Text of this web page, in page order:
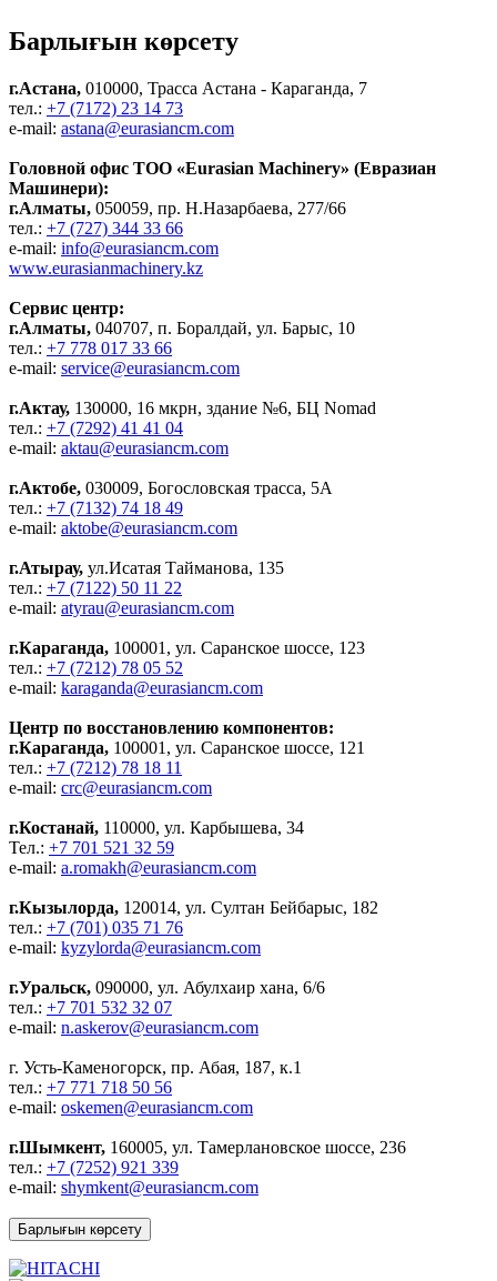
Барлығын көрсету
г.Астана, 010000, Трасса Астана - Караганда, 7
тел.: +7 (7172) 23 14 73
e-mail: astana@eurasiancm.com
Головной офис ТОО «Eurasian Machinery» (Евразиан
Машинери):
г.Алматы, 050059, пр. Н.Назарбаева, 277/66
тел.: +7 (727) 344 33 66
e-mail: info@eurasiancm.com
www.eurasianmachinery.kz
Сервис центр:
г.Алматы, 040707, п. Боралдай, ул. Барыс, 10
тел.: +7 778 017 33 66
e-mail: service@eurasiancm.com
г.Актау, 130000, 16 мкрн, здание №6, БЦ Nomad
тел.: +7 (7292) 41 41 04
e-mail: aktau@eurasiancm.com
г.Актобе, 030009, Богословская трасса, 5А
тел.: +7 (7132) 74 18 49
e-mail: aktobe@eurasiancm.com
г.Атырау, ул.Исатая Тайманова, 135
тел.: +7 (7122) 50 11 22
e-mail: atyrau@eurasiancm.com
г.Караганда, 100001, ул. Саранское шоссе, 123
тел.: +7 (7212) 78 05 52
e-mail: karaganda@eurasiancm.com
Центр по восстановлению компонентов:
г.Караганда, 100001, ул. Саранское шоссе, 121
тел.: +7 (7212) 78 18 11
e-mail: crc@eurasiancm.com
г.Костанай, 110000, ул. Карбышева, 34
Тел.: +7 701 521 32 59
e-mail: a.romakh@eurasiancm.com
г.Кызылорда, 120014, ул. Султан Бейбарыс, 182
тел.: +7 (701) 035 71 76
e-mail: kyzylorda@eurasiancm.com
г.Уральск, 090000, ул. Абулхаир хана, 6/6
тел.: +7 701 532 32 07
e-mail: n.askerov@eurasiancm.com
г. Усть-Каменогорск, пр. Абая, 187, к.1
тел.: +7 771 718 50 56
e-mail: oskemen@eurasiancm.com
г.Шымкент, 160005, ул. Тамерлановское шоссе, 236
тел.: +7 (7252) 921 339
e-mail: shymkent@eurasiancm.com
Барлығын көрсету